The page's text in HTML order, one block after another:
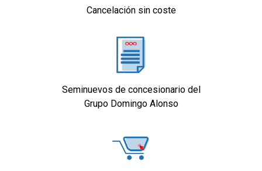
Cancelación sin coste
Seminuevos de concesionario del
Grupo Domingo Alonso